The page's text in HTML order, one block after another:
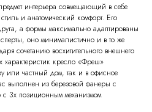
интерьера совмещающий в себе
и анатомический комфорт. Его
а формы максимально адаптированы
оно минималистично и в то же
сочетанию восхитительного внешнего
характеристик кресло «Фреш»
или частный дом, так и в офисное
выполнен из березовой фанеры с
3х позиционным механизмом